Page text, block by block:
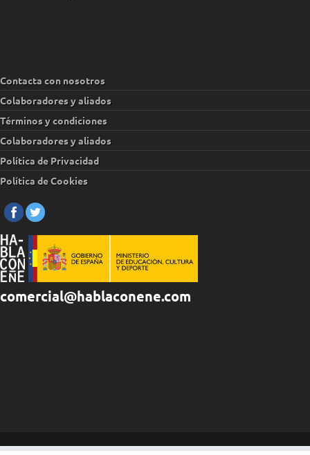
Contacta con nosotros
Colaboradores y aliados
Términos y condiciones
Colaboradores y aliados
Política de Privacidad
Política de Cookies
comercial@hablaconene.com